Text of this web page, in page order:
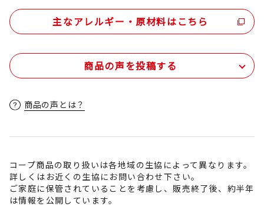
主なアレルギー・原材料はこちら
商品の声を投稿する
商品の声とは？
コープ商品の取り扱いは各地域の生協によって異なります。
詳しくはお近くの生協にお問い合わせ下さい。
ご家庭に保管されていることを考慮し、販売終了後、約半年
は情報を公開しています。